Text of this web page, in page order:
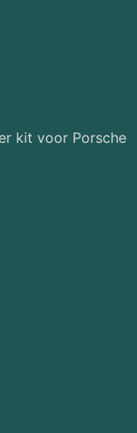
kit voor Porsche